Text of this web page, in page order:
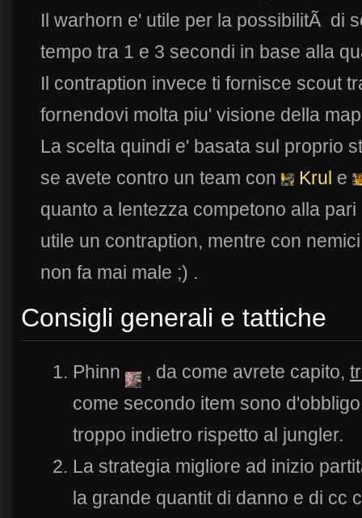
Il warhorn e' utile per la possibilitÃ di
tempo tra 1 e 3 secondi in base alla
Il contraption invece ti fornisce scout
fornendovi molta piu' visione della
La scelta quindi e' basata sul proprio
se avete contro un team con
Krul e
quanto a lentezza competono alla
utile un contraption, mentre con
non fa mai male ;) .
Consigli generali e tattiche
Phinn , da come avrete capito,
come secondo item sono
troppo indietro rispetto al jungler.
La strategia migliore ad inizio
la grande quantit di danno e di cc